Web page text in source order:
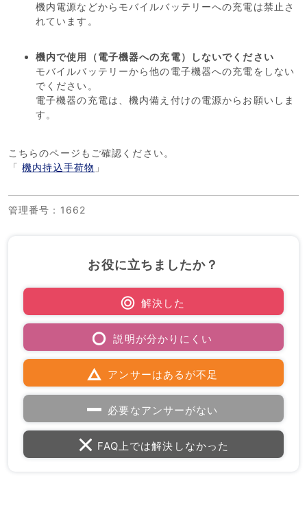
機内電源などからモバイルバッテリーへの充電は禁止さ
れています。
機内で使用（電子機器への充電）しないでください
モバイルバッテリーから他の電子機器への充電をしない
でください。
電子機器の充電は、機内備え付けの電源からお願いしま
す。
こちらのページもご確認ください。
「機内持込手荷物 」
管理番号 ：1662
お役に立ちましたか？
解決した
説明が分かりにくい
アンサーはあるが不足
必要なアンサーがない
FAQ上では解決しなかった